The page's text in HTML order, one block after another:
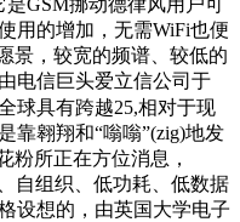
GSM挪动德律风用户可
用的增加，无需WiFi也便
景，较宽的频谱、较低的
电信巨头爱立信公司于
球具有跨越25,相对于现
靠翱翔和“嗡嗡”(zig)地发
粉所正在方位消息，
自组织、低功耗、低数据
设想的，由英国大学电子